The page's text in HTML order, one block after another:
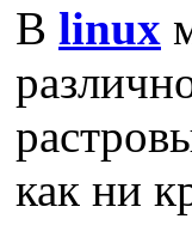
В linux
как ни